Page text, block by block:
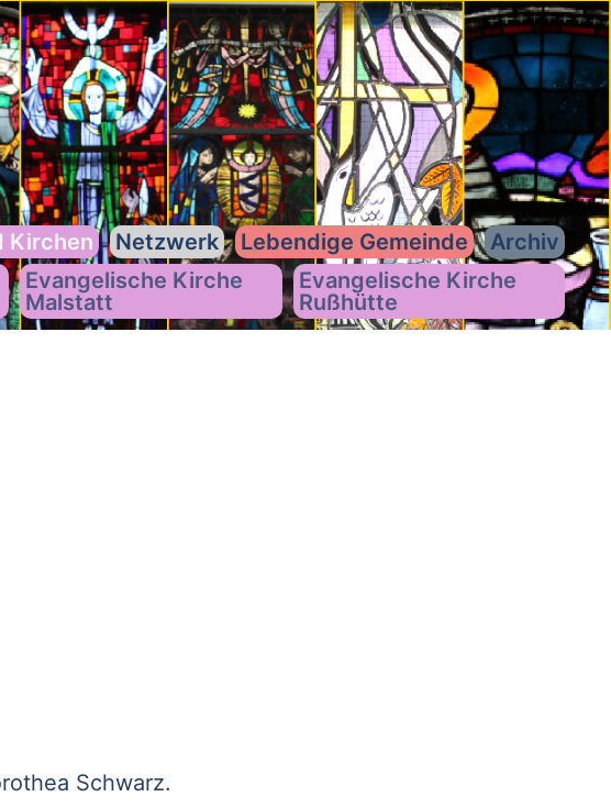
Kirchen
Evangelische Kirche
Malstatt
Evangelische Kirche
Rußhütte
Netzwerk Lebendige Gemeinde Archiv
Schwarz.